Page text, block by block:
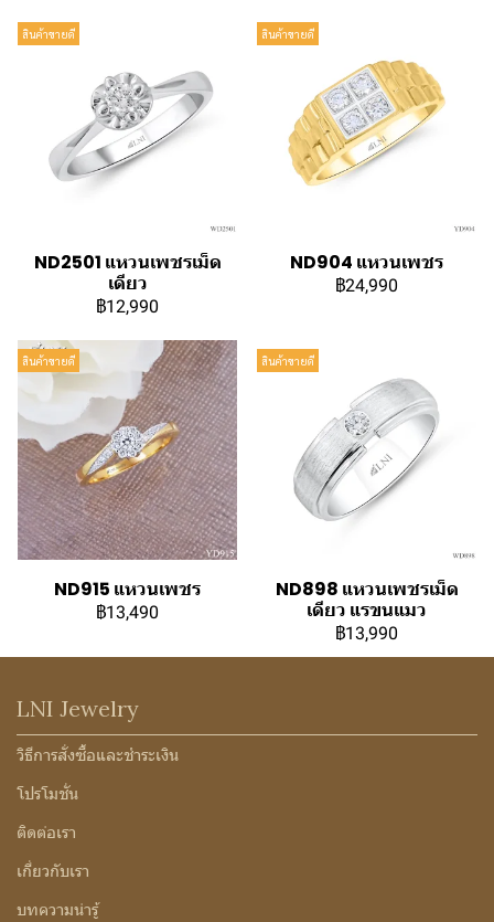
สินค้าขายดี
ND2501 แหวนเพชรเม็ด
เดียว
฿12,990
สินค้าขายดี
ND904 แหวนเพชร
฿24,990
สินค้าขายดี
ND915 แหวนเพชร
฿13,490
สินค้าขายดี
ND898 แหวนเพชรเม็ด
เดียว แรขนแมว
฿13,990
LNI Jewelry
วิธีการสั่งซื้อและชำระเงิน
โปรโมชั่น
ติดต่อเรา
เกี่ยวกับเรา
บทความน่ารู้